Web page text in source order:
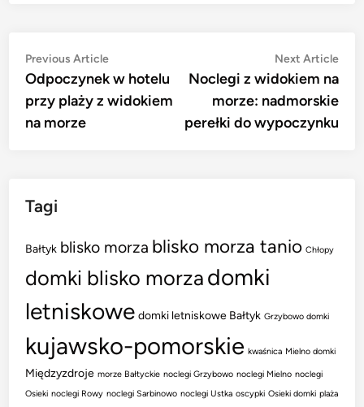
Nawigacja
wpisu
Previous ArticlePrevious
article:
Odpoczynek w hotelu
przy plaży z widokiem
na morze
Next Article
Noclegi z widokiem na
morze: nadmorskie
perełki do wypoczynku
Tagi
Bałtyk blisko morza blisko morza tanio Chłopy
domki blisko morza domki
letniskowe domki letniskowe Bałtyk Grzybowo domki
kujawsko-pomorskie kwaśnica Mielno domki
Międzyzdroje morze Bałtyckie noclegi Grzybowo noclegi Mielno noclegi
Osieki noclegi Rowy noclegi Sarbinowo noclegi Ustka oscypki Osieki domki plaża